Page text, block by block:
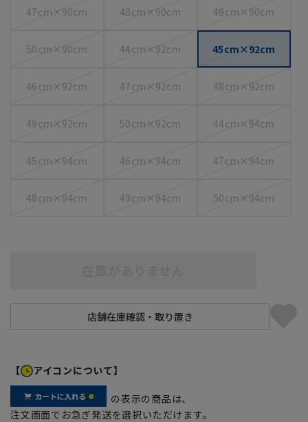
47cm×90cm 48cm×90cm 49cm×90cm
50cm×90cm 44cm×92cm 45cm×92cm
46cm×92cm 47cm×92cm 48cm×92cm
49cm×92cm 50cm×92cm 44cm×94cm
45cm×94cm 46cm×94cm 47cm×94cm
48cm×94cm 49cm×94cm 50cm×94cm
【 アイコンについて】
の表示の商品は、
注文画面でお急ぎ発送を選択いただけます。